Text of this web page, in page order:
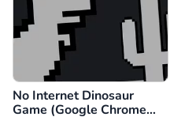
No Internet Dinosaur
Game (Google Chrome